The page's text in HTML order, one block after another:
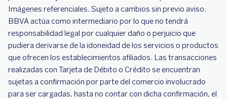
Imágenes referenciales. Sujeto a cambios sin previo aviso.
BBVA actúa como intermediario por lo que no tendrá
responsabilidad legal por cualquier daño o perjuicio que
pudiera derivarse de la idoneidad de los servicios o productos
que ofrecen los establecimientos afiliados. Las transacciones
realizadas con Tarjeta de Débito o Crédito se encuentran
sujetas a confirmación por parte del comercio involucrado
para ser cargadas, hasta no contar con dicha confirmación, el